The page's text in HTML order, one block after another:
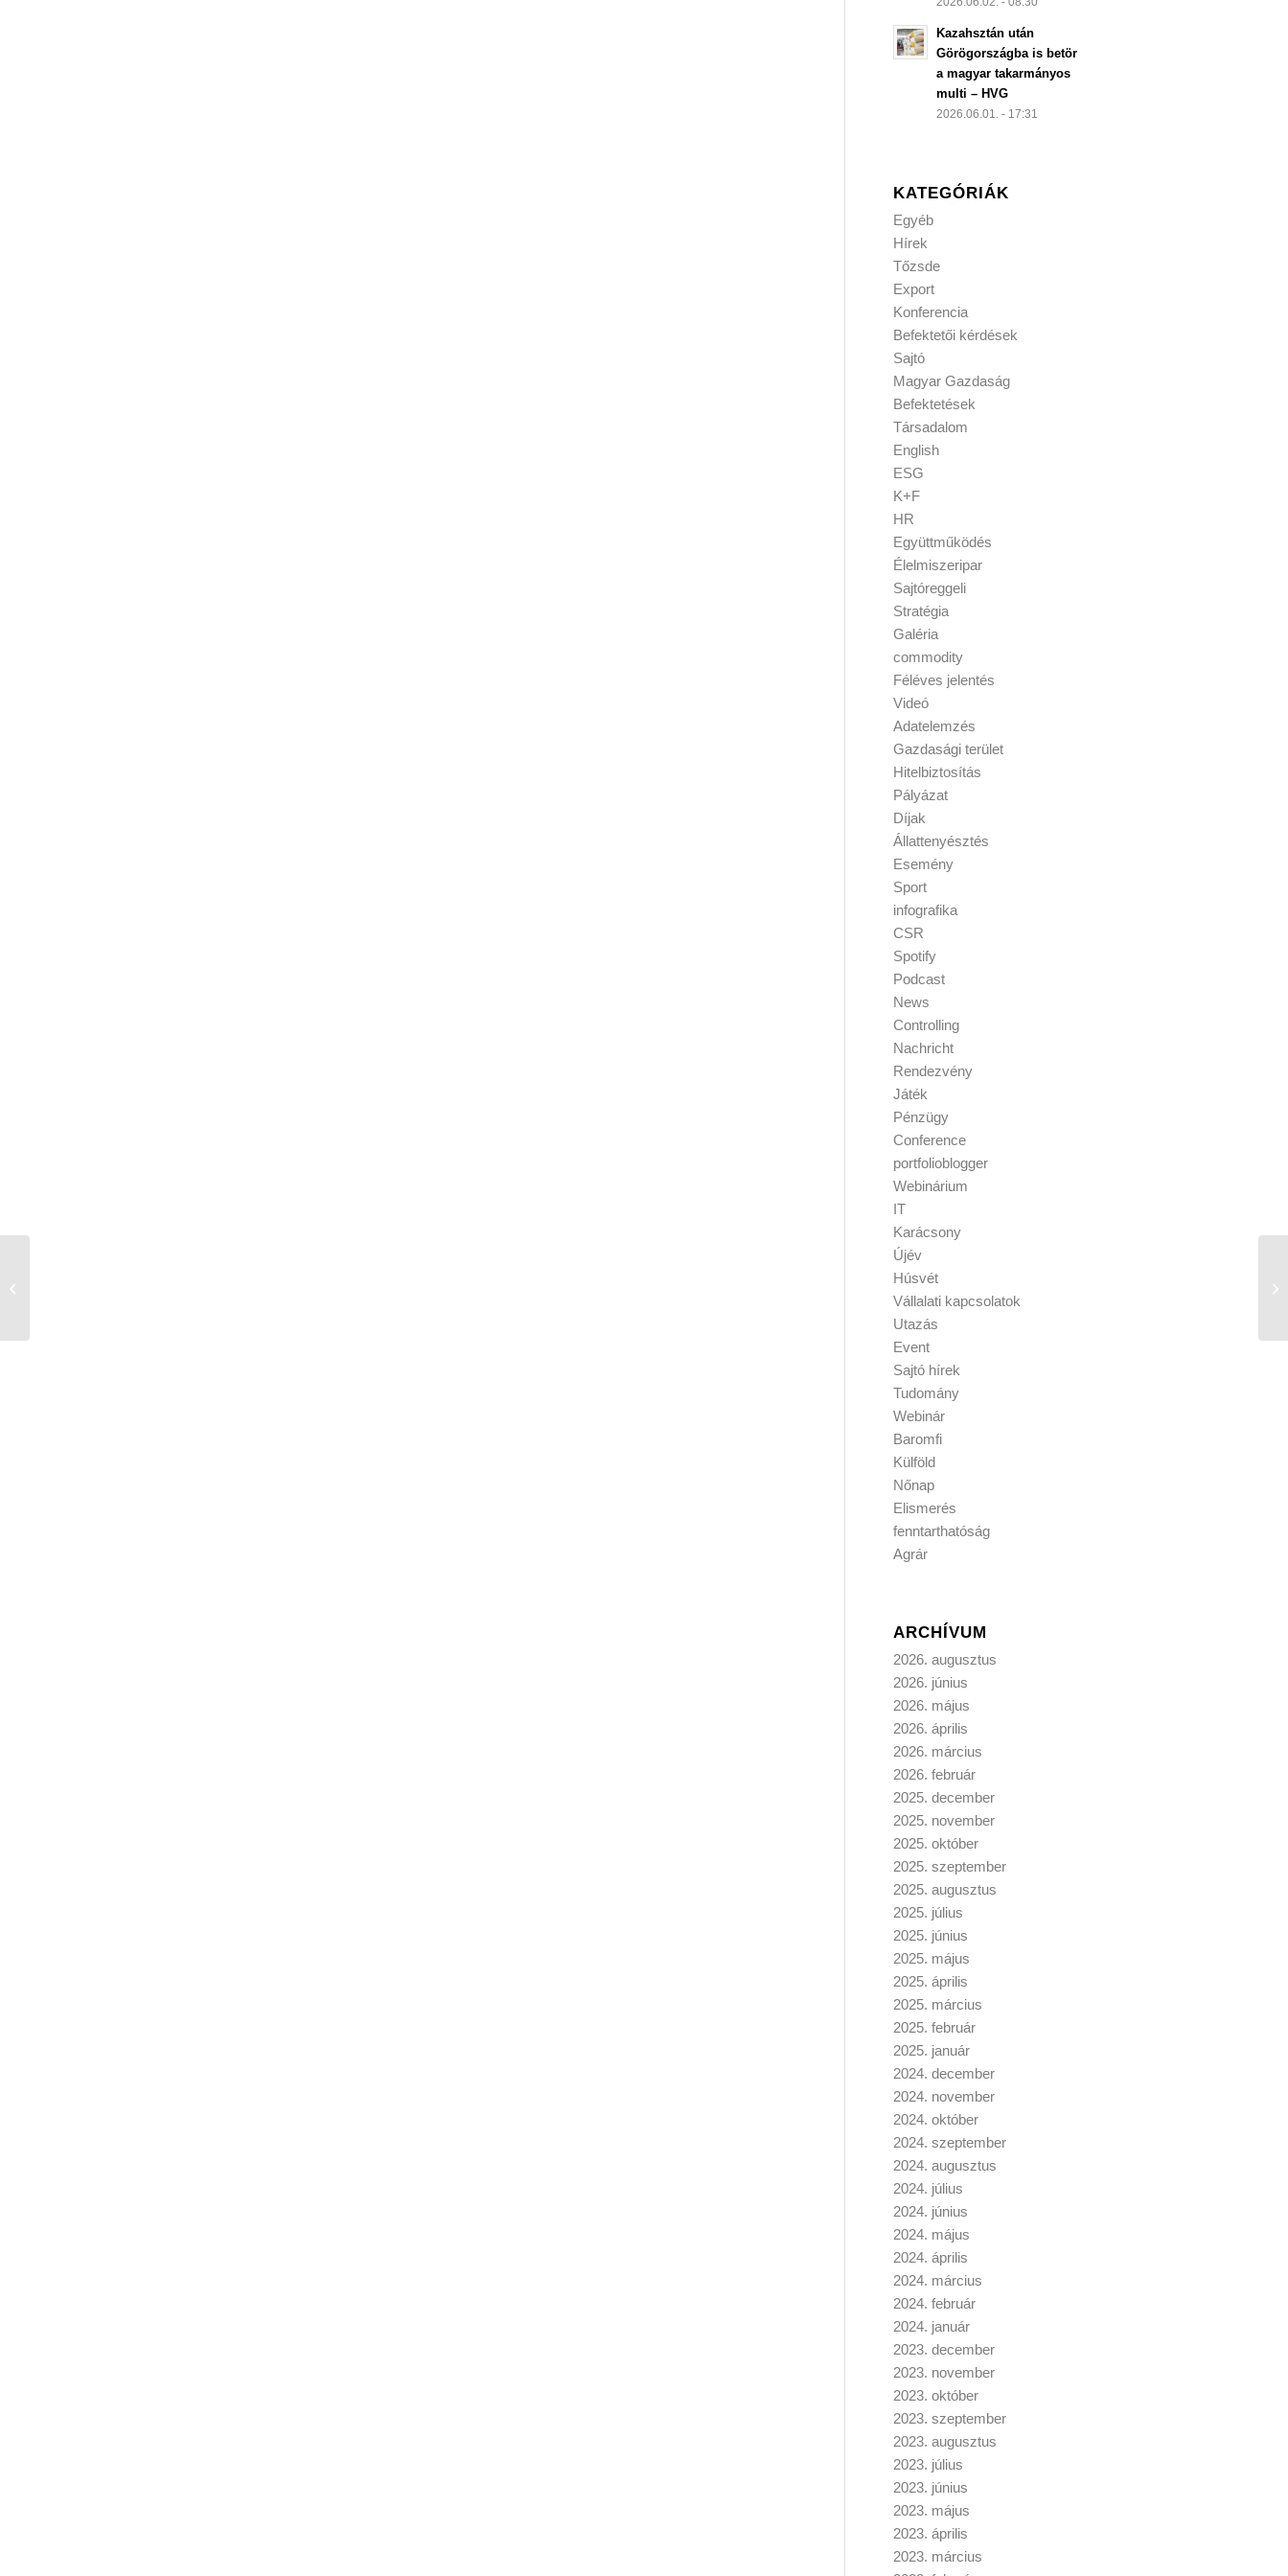
Kazahsztán után
Görögországba is betör
a magyar takarmányos
multi – HVG
2026.06.01. - 17:31
KATEGÓRIÁK
Egyéb
Hírek
Tőzsde
Export
Konferencia
Befektetői kérdések
Sajtó
Magyar Gazdaság
Befektetések
Társadalom
English
ESG
K+F
HR
Együttműködés
Élelmiszeripar
Sajtóreggeli
Stratégia
Galéria
commodity
Féléves jelentés
Videó
Adatelemzés
Gazdasági terület
Hitelbiztosítás
Pályázat
Díjak
Állattenyésztés
Esemény
Sport
infografika
CSR
Spotify
Podcast
News
Controlling
Nachricht
Rendezvény
Játék
Pénzügy
Conference
portfolioblogger
Webinárium
IT
Karácsony
Újév
Húsvét
Vállalati kapcsolatok
Utazás
Event
Sajtó hírek
Tudomány
Webinár
Baromfi
Külföld
Nőnap
Elismerés
fenntarthatóság
Agrár
ARCHÍVUM
2026. augusztus
2026. június
2026. május
2026. április
2026. március
2026. február
2025. december
2025. november
2025. október
2025. szeptember
2025. augusztus
2025. július
2025. június
2025. május
2025. április
2025. március
2025. február
2025. január
2024. december
2024. november
2024. október
2024. szeptember
2024. augusztus
2024. július
2024. június
2024. május
2024. április
2024. március
2024. február
2024. január
2023. december
2023. november
2023. október
2023. szeptember
2023. augusztus
2023. július
2023. június
2023. május
2023. április
2023. március